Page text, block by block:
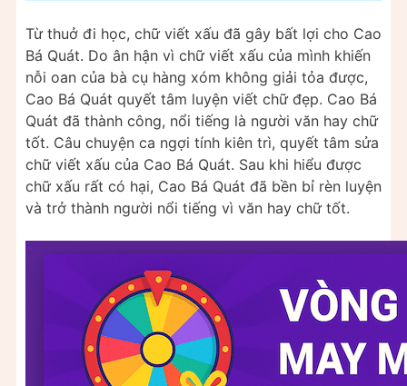
Từ thuở đi học, chữ viết xấu đã gây bất lợi cho Cao
Bá Quát. Do ân hận vì chữ viết xấu của mình khiến
nỗi oan của bà cụ hàng xóm không giải tỏa được,
Cao Bá Quát quyết tâm luyện viết chữ đẹp. Cao Bá
Quát đã thành công, nổi tiếng là người văn hay chữ
tốt. Câu chuyện ca ngợi tính kiên trì, quyết tâm sửa
chữ viết xấu của Cao Bá Quát. Sau khi hiểu được
chữ xấu rất có hại, Cao Bá Quát đã bền bỉ rèn luyện
và trở thành người nổi tiếng vì văn hay chữ tốt.